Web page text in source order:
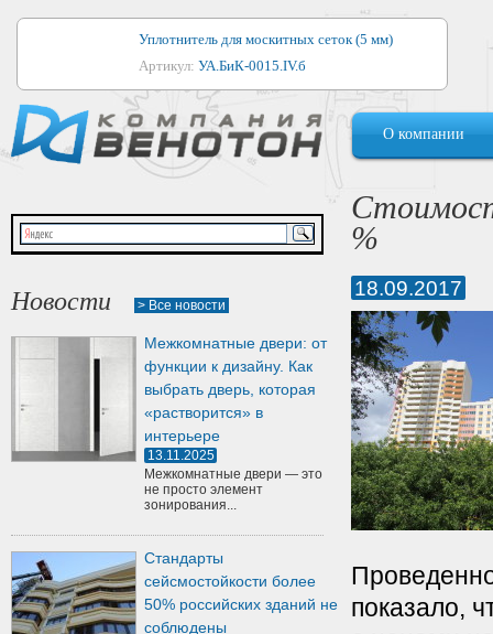
Уплотнитель для москитных сеток (5 мм)
Артикул: УА.БиК-0015.IV.б
Уплотнитель для алюминиевых окон
Артикул:1044
Уплотнитель для деревянных окон
Артикул:УМ.БиК-0062.IV.б
Уплотнитель лоджиевый для (4, 5, 6 мм)
Уплотнитель для деревянных дверей
Артикул:
О компании
Новости > Все новости
Межкомнатные двери: от
функции к дизайну. Как
выбрать дверь, которая
«растворится» в
интерьере
13.11.2025
Межкомнатные двери — это
не просто элемент
зонирования...
Стандарты
сейсмостойкости более
50% российских зданий не
соблюдены
%
18.09.2017
показало,